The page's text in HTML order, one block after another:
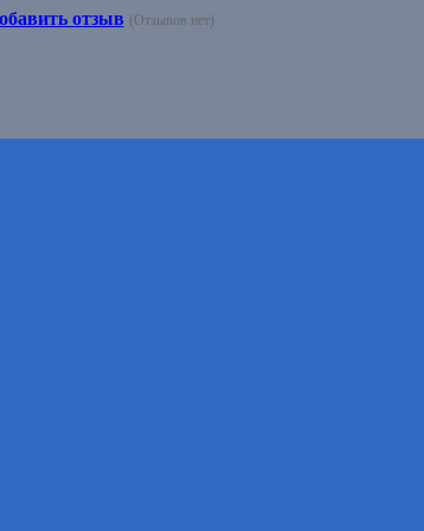
отзыв (Отзывов нет)